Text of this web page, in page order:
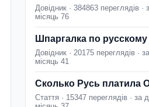
Довідник · 384863 переглядів ·
місяць 76
Шпаргалка по
Довідник · 20175 переглядів ·
місяць 41
Сколько Русь платила
Стаття · 15347 переглядів · за